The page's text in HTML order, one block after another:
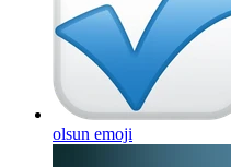
olsun emoji